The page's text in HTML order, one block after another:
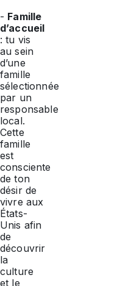
- Famille
d’accueil
: tu vis
au sein
d’une
famille
sélectionnée
par un
responsable
local.
Cette
famille
est
consciente
de ton
désir de
vivre aux
États-
Unis afin
de
découvrir
la
culture
et le